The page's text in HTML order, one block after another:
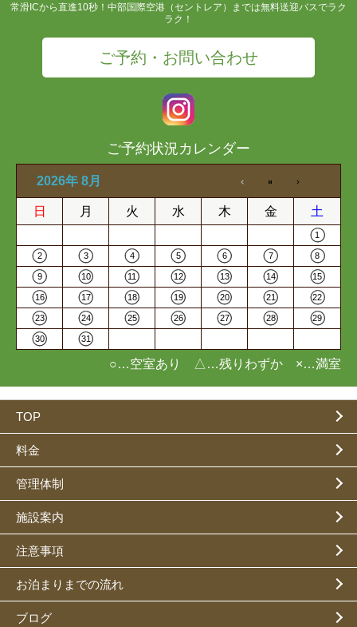
常滑ICから直進10秒！中部国際空港（セントレア）までは無料送迎バスでラク
ラク！
ご予約・お問い合わせ
ご予約状況カレンダー
2026年 8月
日 月 火 水 木 金 土
1
2 3 4 5 6 7 8
9 10 11 12 13 14 15
16 17 18 19 20 21 22
23 24 25 26 27 28 29
30 31
○…空室あり △…残りわずか ×…満室
TOP
料金
管理体制
施設案内
注意事項
お泊まりまでの流れ
ブログ